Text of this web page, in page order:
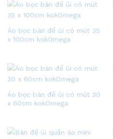
Áo bọc bàn để ủi có mút 35
x 100cm kokOmega
Áo bọc bàn để ủi có mút 30
x 60cm kokOmega